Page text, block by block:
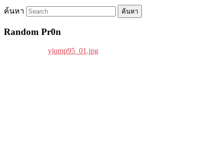
ค้นหา
Random Pr0n